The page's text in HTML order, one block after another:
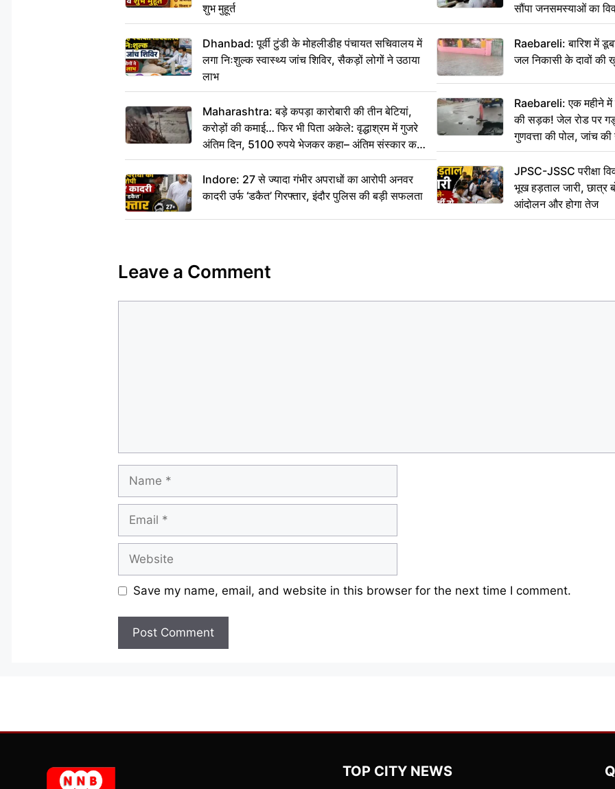
शुभ मुहूर्त
Dhanbad: पूर्वी टुंडी के मोहलीडीह पंचायत सचिवालय में
लगा निःशुल्क स्वास्थ्य जांच शिविर, सैकड़ों लोगों ने उठाया
लाभ
Maharashtra: बड़े कपड़ा कारोबारी की तीन बेटियां,
करोड़ों की कमाई… फिर भी पिता अकेले: वृद्धाश्रम में गुजरे
अंतिम दिन, 5100 रुपये भेजकर कहा– अंतिम संस्कार कर
दीजिए हम नहीं आ पाएंगे
Indore: 27 से ज्यादा गंभीर अपराधों का आरोपी अनवर
कादरी उर्फ ‘डकैत’ गिरफ्तार, इंदौर पुलिस की बड़ी सफलता
सौंपा जनसमस्याओं का
Raebareli: बारिश में
जल निकासी के दावों की
Raebareli: एक महीने
की सड़क! जेल रोड पर
गुणवत्ता की पोल, जांच की
JPSC-JSSC परीक्षा
भूख हड़ताल जारी, छात्र
आंदोलन और होगा तेज
Leave a Comment
Save my name, email, and website in this browser for the next time I comment.
TOP CITY NEWS